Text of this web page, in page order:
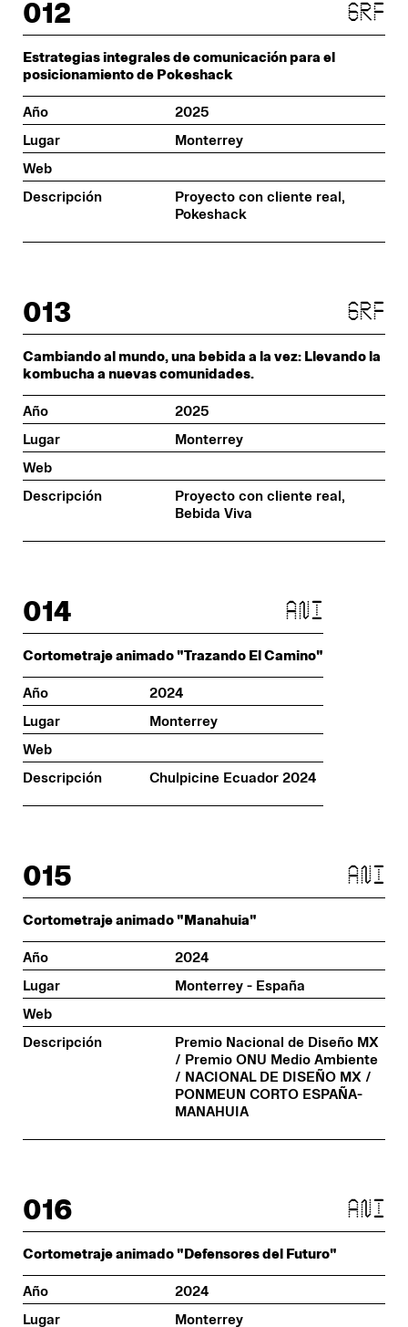
012 grf
Estrategias integrales de comunicación para el
posicionamiento de Pokeshack
Año
2025
Lugar
Monterrey
Web
Descripción
Proyecto con cliente real,
Pokeshack
013 grf
Cambiando al mundo, una bebida a la vez: Llevando la
kombucha a nuevas comunidades.
Año
2025
Lugar
Monterrey
Web
Descripción
Proyecto con cliente real,
Bebida Viva
014 ani
Cortometraje animado "Trazando El Camino"
Año
2024
Lugar
Monterrey
Web
Descripción
Chulpicine Ecuador 2024
015 ani
Cortometraje animado "Manahuia"
Año
2024
Lugar
Monterrey - España
Web
Descripción
Premio Nacional de Diseño MX
/ Premio ONU Medio Ambiente
/ NACIONAL DE DISEÑO MX /
PONMEUN CORTO ESPAÑA-
MANAHUIA
016 ani
Cortometraje animado "Defensores del Futuro"
Año
2024
Lugar
Monterrey